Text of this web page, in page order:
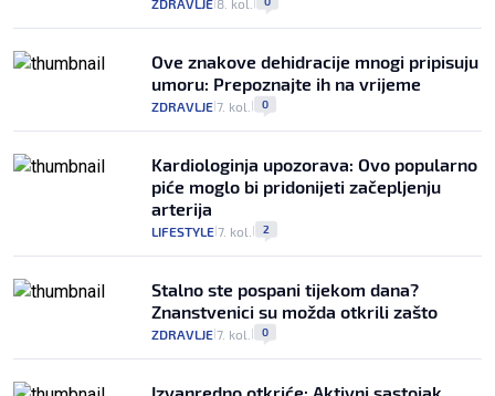
ZDRAVLJE 8. kol.
Ove znakove dehidracije mnogi pripisuju
umoru: Prepoznajte ih na vrijeme
ZDRAVLJE 7. kol. 0
Kardiologinja upozorava: Ovo popularno
piće moglo bi pridonijeti začepljenju
arterija
LIFESTYLE 7. kol. 2
Stalno ste pospani tijekom dana?
Znanstvenici su možda otkrili zašto
ZDRAVLJE 7. kol. 0